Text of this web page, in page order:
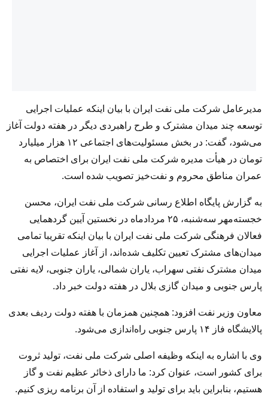
مدیرعامل شرکت ملی نفت ایران با بیان اینکه عملیات اجرایی
توسعه چند میدان مشترک و طرح راهبردی دیگر در هفته دولت آغاز
می‌شود، گفت: در بخش مسئولیت‌های اجتماعی ۱۲ هزار میلیارد
تومان در هیأت مدیره شرکت ملی نفت ایران برای اختصاص به
عمران مناطق محروم و نفت‌خیز تصویب شده است.
به گزارش پایگاه اطلاع رسانی شرکت ملی نفت ایران، محسن
خجسته‌مهر سه‌شنبه، ۲۵ مردادماه در نخستین آیین گردهمایی
فعالان فرهنگی شرکت ملی نفت ایران با بیان اینکه تقریبا تمامی
میدان‌های مشترک تعیین تکلیف شده‌اند، از آغاز عملیات اجرایی
میدان مشترک نفتی سهراب،‌ یاران شمالی، یاران جنوبی، لایه نفتی
پارس جنوبی و میدان گازی بلال در هفته دولت خبر داد.
معاون وزیر نفت افزود: همچنین همزمان با هفته دولت ردیف بعدی
پالایشگاه فاز ۱۴ پارس جنوبی راه‌اندازی می‌شود.
وی با اشاره به اینکه وظیفه اصلی شرکت ملی نفت، تولید ثروت
برای کشور است، عنوان کرد: ما دارای ذخائر عظیم نفت و گاز
هستیم، بنابراین باید برای تولید و استفاده از آن برنامه ریزی کنیم.